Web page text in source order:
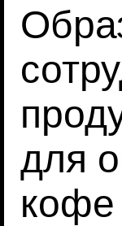
для
кофе